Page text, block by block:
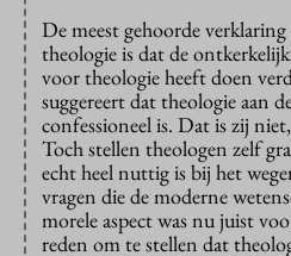
De meest gehoorde
theologie is dat de
voor theologie heeft doen
suggereert dat theologie aan
confessioneel is. Dat is zij
Toch stellen theologen zelf
echt heel nuttig is bij het
vragen die de moderne
morele aspect was nu juist
reden om te stellen dat